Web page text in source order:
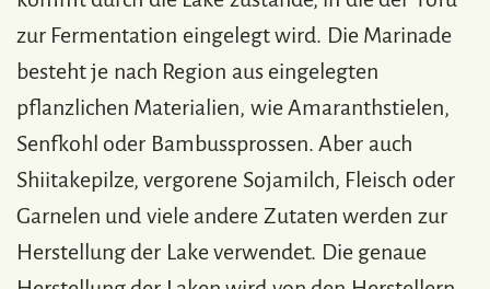
zur Fermentation eingelegt wird. Die Marinade
besteht je nach Region aus eingelegten
pflanzlichen Materialien, wie Amaranthstielen,
Senfkohl oder Bambussprossen. Aber auch
Shiitakepilze, vergorene Sojamilch, Fleisch oder
Garnelen und viele andere Zutaten werden zur
Herstellung der Lake verwendet. Die genaue